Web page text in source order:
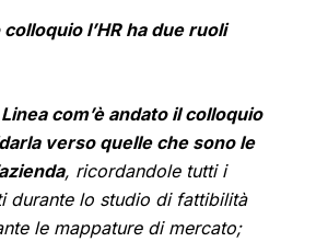
l’HR ha due ruoli
com’è andato il colloquio
verso quelle che sono le
, ricordandole tutti i
durante lo studio di fattibilità
le mappature di mercato;